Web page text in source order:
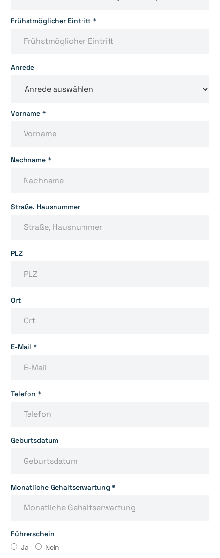
Frühstmöglicher Eintritt *
Anrede
Vorname *
Nachname *
Straße, Hausnummer
PLZ
Ort
E-Mail *
Telefon *
Geburtsdatum
Monatliche Gehaltserwartung *
Führerschein
Ja
Nein